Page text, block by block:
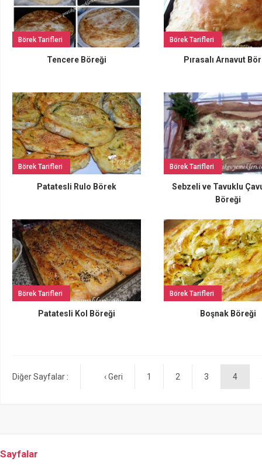
Börek Tarifleri
Tencere Böreği
Börek Tarifleri
Pırasalı Arnavut
Börek Tarifleri
Patatesli Rulo Börek
Börek Tarifleri
Sebzeli ve Tavuklu
Böreği
Börek Tarifleri
Patatesli Kol Böreği
Börek Tarifleri
Boşnak Böreği
Diğer Sayfalar : ‹ Geri 1 2 3 4
Sayfalar